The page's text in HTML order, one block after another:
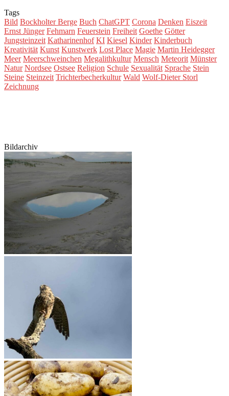
Tags
Bild Bockholter Berge Buch ChatGPT Corona Denken Eiszeit
Ernst Jünger Fehmarn Feuerstein Freiheit Goethe Götter
Jungsteinzeit Katharinenhof KI Kiesel Kinder Kinderbuch
Kreativität Kunst Kunstwerk Lost Place Magie Martin Heidegger
Meer Meerschweinchen Megalithkultur Mensch Meteorit Münster
Natur Nordsee Ostsee Religion Schule Sexualität Sprache Stein
Steine Steinzeit Trichterbecherkultur Wald Wolf-Dieter Storl
Zeichnung
Bildarchiv